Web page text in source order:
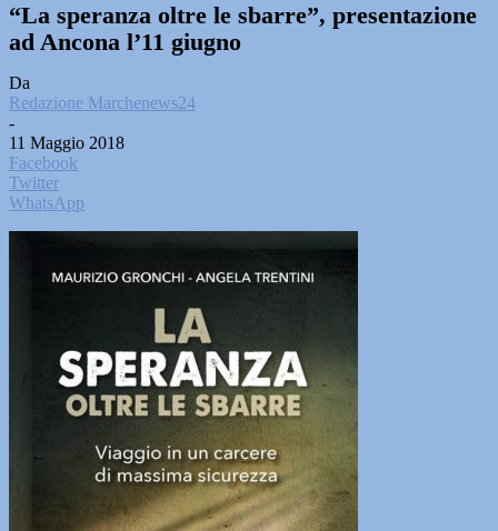
“La speranza oltre le sbarre”, presentazione
ad Ancona l’11 giugno
Da
Redazione Marchenews24
-
11 Maggio 2018
Facebook
Twitter
WhatsApp